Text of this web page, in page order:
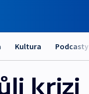
Kultura Podcasty
krizi